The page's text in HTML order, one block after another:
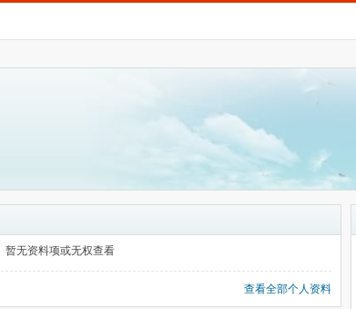
暂无资料项或无权查看
查看全部个人资料